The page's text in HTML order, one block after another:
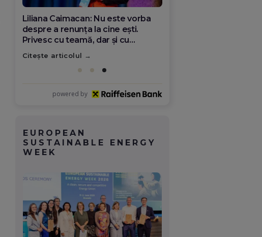
Diana Olar, românca de la Google
care demonstrează că diaspora
poate schimba România
Citește articolul
powered by
EUROPEAN
SUSTAINABLE ENERGY
WEEK